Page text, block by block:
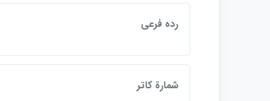
رده فرعي
شمارة كاتر